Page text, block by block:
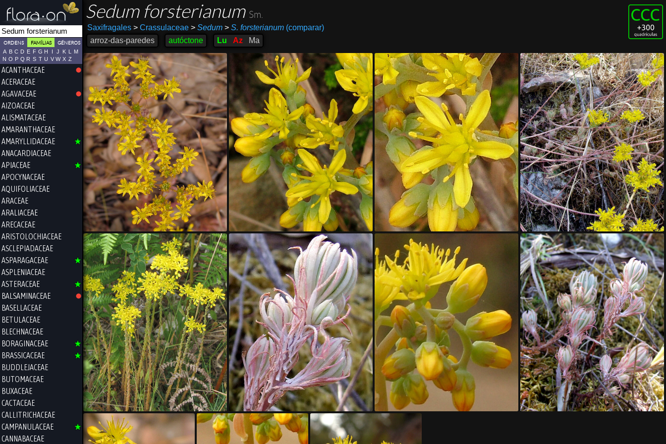
ORDENS FAMÍLIAS GÉNEROS
A B C D E F G H I J K L
M
N O P Q R S T U V W X Z
ACANTHACEAE
ACERACEAE
AGAVACEAE
AIZOACEAE
ALISMATACEAE
AMARANTHACEAE
AMARYLLIDACEAE
ANACARDIACEAE
APIACEAE
APOCYNACEAE
AQUIFOLIACEAE
ARACEAE
ARALIACEAE
ARECACEAE
ARISTOLOCHIACEAE
ASCLEPIADACEAE
ASPARAGACEAE
ASPLENIACEAE
ASTERACEAE
BALSAMINACEAE
BASELLACEAE
BETULACEAE
BLECHNACEAE
BORAGINACEAE
BRASSICACEAE
BUDDLEJACEAE
BUTOMACEAE
BUXACEAE
CACTACEAE
CALLITRICHACEAE
CAMPANULACEAE
CANNABACEAE
Sedum forsterianum Sm.
Saxifragales >Crassulaceae > Sedum > S. forsterianum(comparar)
arroz-das-paredes
autóctone Lu Az Ma